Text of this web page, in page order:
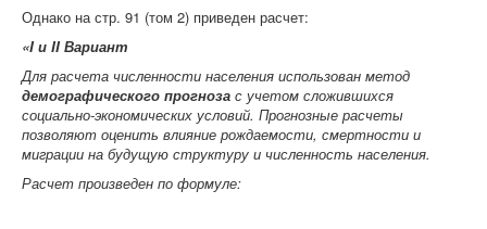
Однако на стр. 91 (том 2) приведен расчет:
«Iи IIВариант
Для расчета численности населения использован метод
демографического прогноза с учетом сложившихся
социально-экономических условий. Прогнозные расчеты
позволяют оценить влияние рождаемости, смертности и
миграции на будущую структуру и численность населения.
Расчет произведен по формуле: